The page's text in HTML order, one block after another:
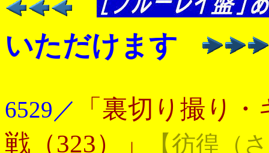
いただけます
6529／
「裏切り撮り
戦（323）」
【彷徨（